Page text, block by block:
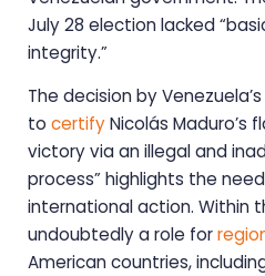
July 28 election lacked
integrity.”
The decision by
to certifyNicolás Maduro’s
victory via an illegal and
process” highlights the
international action. Within
undoubtedly a role for
American countries,